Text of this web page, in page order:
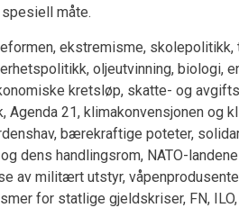
måte.
ekstremisme, skolepolitikk,
oljeutvinning, biologi,
kretsløp, skatte- og
21, klimakonvensjonen og
bærekraftige poteter,
dens handlingsrom, NATO-
av militært utstyr,
for statlige gjeldskriser, FN, ILO,